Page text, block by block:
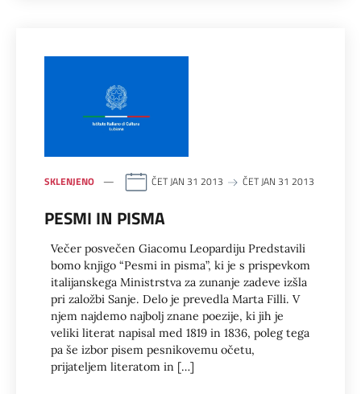
SKLENJENO ČET JAN 31 2013 ČET JAN 31 2013
PESMI IN PISMA
Večer posvečen Giacomu Leopardiju Predstavili
bomo knjigo “Pesmi in pisma”, ki je s prispevkom
italijanskega Ministrstva za zunanje zadeve izšla
pri založbi Sanje. Delo je prevedla Marta Filli. V
njem najdemo najbolj znane poezije, ki jih je
veliki literat napisal med 1819 in 1836, poleg tega
pa še izbor pisem pesnikovemu očetu,
prijateljem literatom in […]